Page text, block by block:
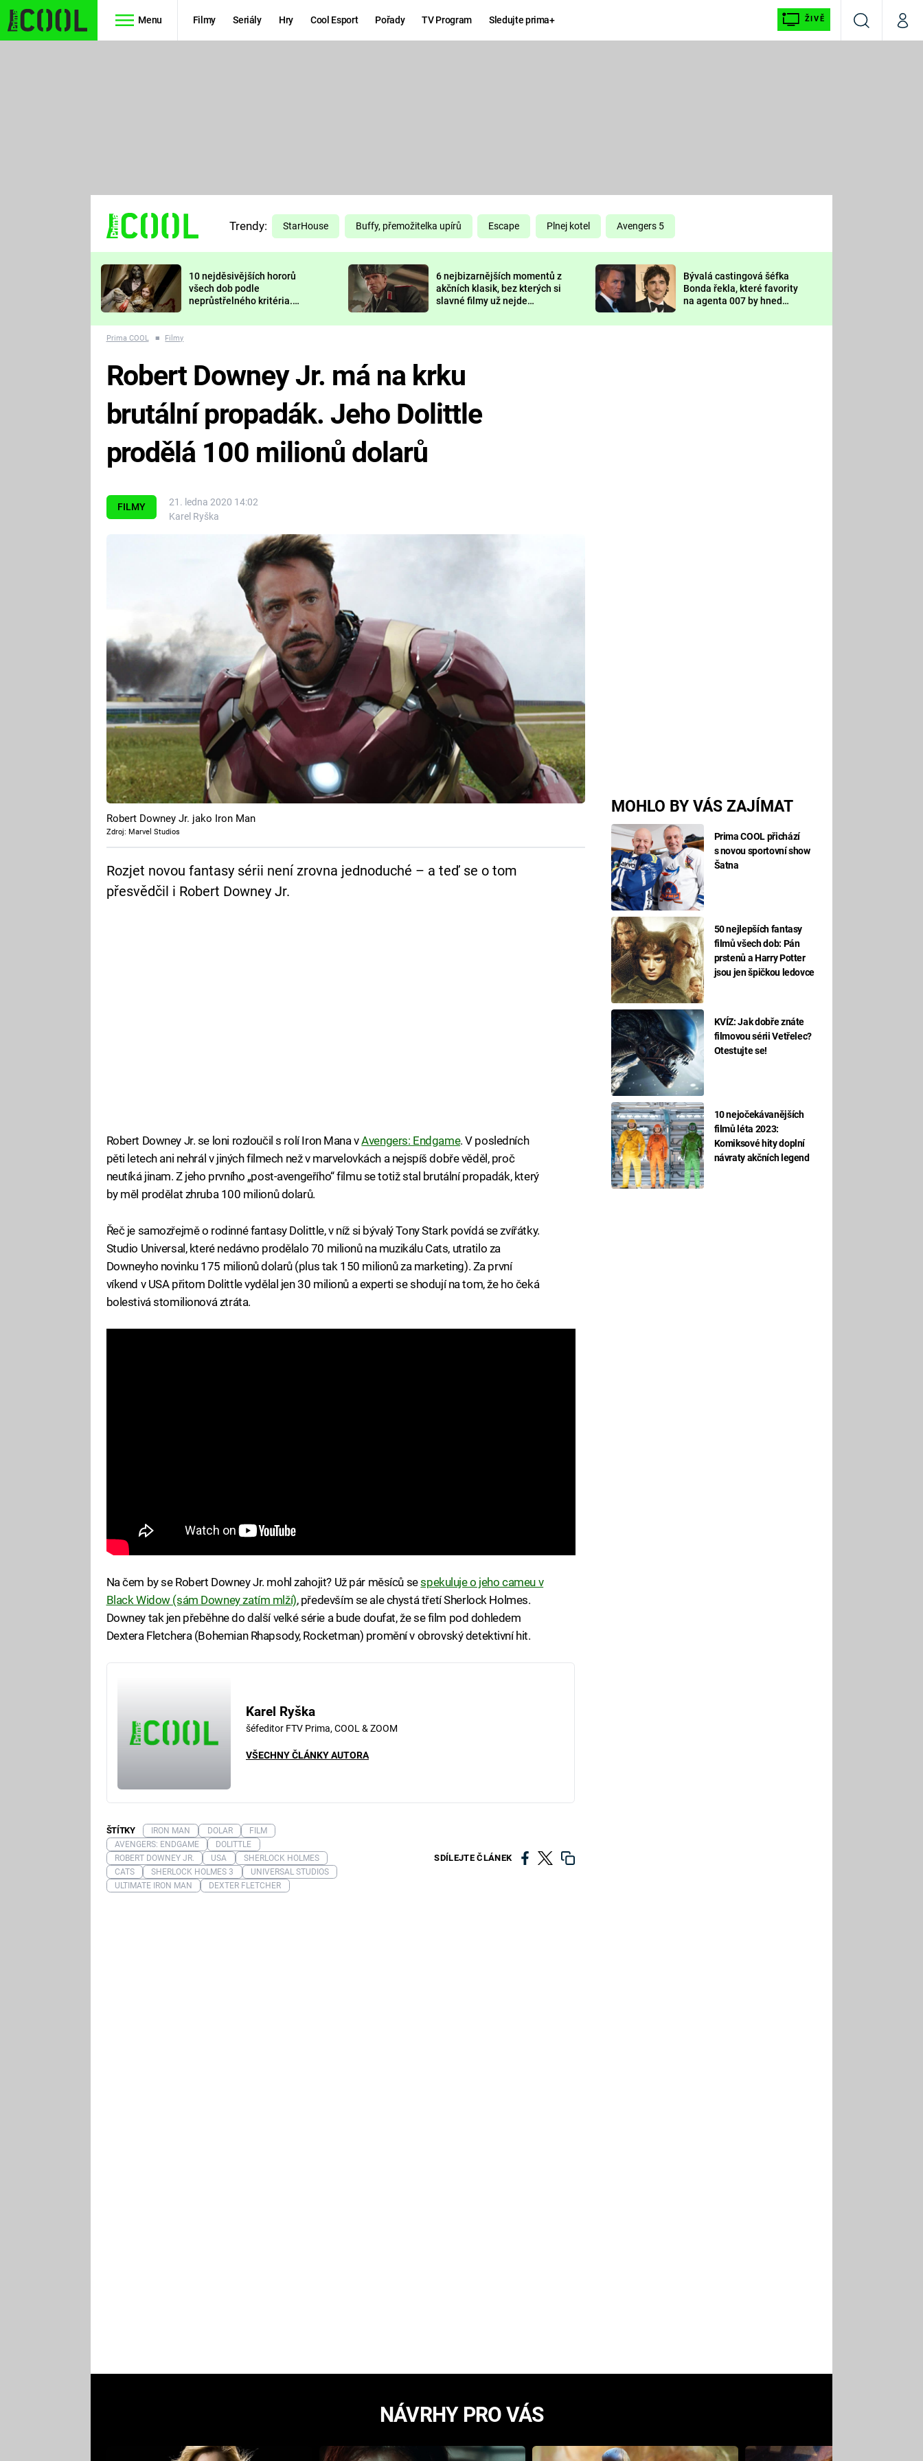
Menu Filmy Seriály Hry Cool Esport Pořady TV Program Sledujte prima+ ŽIVĚ
VyhledáváníMůj
TŘESKU
FUTURAMA
PREDÁTOR
DELIVERANCE
KOMEDIE
CHUCK
NORRIS
DEADPOOL
Prima LAJK
Sledujte nás
Trendy: StarHouse Buffy, přemožitelka upírů Escape Plnej kotel Avengers 5
10 nejděsivějších hororů
všech dob podle
neprůstřelného kritéria.
nejvíc zvednou tep?
6 nejbizarnějších momentů z
akčních klasik, bez kterých si
slavné filmy už nejde
Bývalá castingová šéfka
Bonda řekla, které favority
na agenta 007 by hned
Prima COOL ■ Filmy
FILMY
21. ledna 2020 14:02
Karel Ryška
MOHLO BY VÁS ZAJÍMAT
Prima COOL přichází
s novou sportovní show
Šatna
50 nejlepších fantasy
filmů všech dob: Pán
prstenů a Harry Potter
jsou jen špičkou ledovce
KVÍZ: Jak dobře znáte
filmovou sérii Vetřelec?
Otestujte se!
10 nejočekávanějších
filmů léta 2023:
Komiksové hity doplní
návraty akčních legend
Robert Downey Jr. má na krku
brutální propadák. Jeho Dolittle
prodělá 100 milionů dolarů
Robert Downey Jr. jako Iron Man
Zdroj: Marvel Studios
Rozjet novou fantasy sérii není zrovna jednoduché – a teď se o tom
přesvědčil i Robert Downey Jr.
Robert Downey Jr. se loni rozloučil s rolí Iron Mana vAvengers: Endgame. V posledních
pěti letech ani nehrál v jiných filmech než v marvelovkách a nejspíš dobře věděl, proč
neutíká jinam. Z jeho prvního „post-avengeřího“ filmu se totiž stal brutální propadák, který
by měl prodělat zhruba 100 milionů dolarů.
Řeč je samozřejmě o rodinné fantasy Dolittle, v níž si bývalý Tony Stark povídá se zvířátky.
Studio Universal, které nedávno prodělalo 70 milionů na muzikálu Cats, utratilo za
Downeyho novinku 175 milionů dolarů (plus tak 150 milionů za marketing). Za první
víkend v USA přitom Dolittle vydělal jen 30 milionů a experti se shodují na tom, že ho čeká
bolestivá stomilionová ztráta.
Na čem by se Robert Downey Jr. mohl zahojit? Už pár měsíců sespekuluje o jeho cameu v
Black Widow (sám Downey zatím mlží), především se ale chystá třetí Sherlock Holmes.
Downey tak jen přeběhne do další velké série a bude doufat, že se film pod dohledem
Dextera Fletchera (Bohemian Rhapsody, Rocketman) promění v obrovský detektivní hit.
Karel Ryška
šéfeditor FTV Prima, COOL & ZOOM
VŠECHNY ČLÁNKY AUTORA
SDÍLEJTE ČLÁNEK
ŠTÍTKY IRON MAN DOLAR
FILM
AVENGERS: ENDGAME
DOLITTLE
ROBERT DOWNEY JR.
USA
SHERLOCK HOLMES
CATS
SHERLOCK HOLMES 3
UNIVERSAL STUDIOS
ULTIMATE IRON MAN
DEXTER FLETCHER
NÁVRHY PRO VÁS